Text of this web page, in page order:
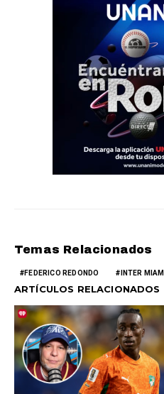
Temas Relacionados
FEDERICO REDONDO INTER MIAMI
ARTÍCULOS RELACIONADOS